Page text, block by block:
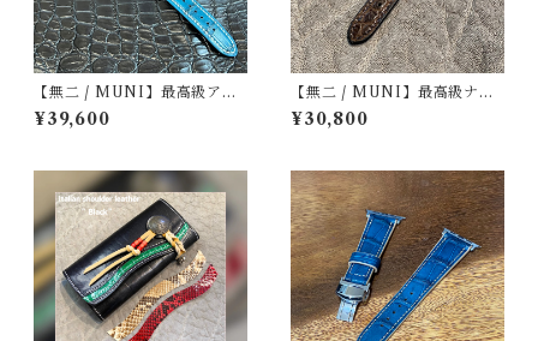
【無二 / MUNI】最高級アリ
ゲーター仕立て 腕時計レザー
ストラップ / コバルトグリー
¥39,600
【無二 / MUNI】最高級ナイ
ルクロコダイル仕立て 時計レ
ザーストラップ / ブラウン・
¥30,800